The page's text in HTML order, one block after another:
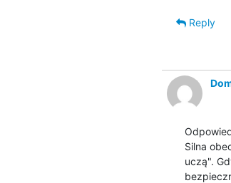
Reply
Silna
uczą".